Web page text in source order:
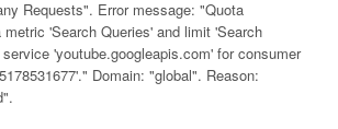
Requests". Error message: "Quota
'Search Queries' and limit 'Search
'youtube.googleapis.com' for consumer
Domain: "global". Reason: